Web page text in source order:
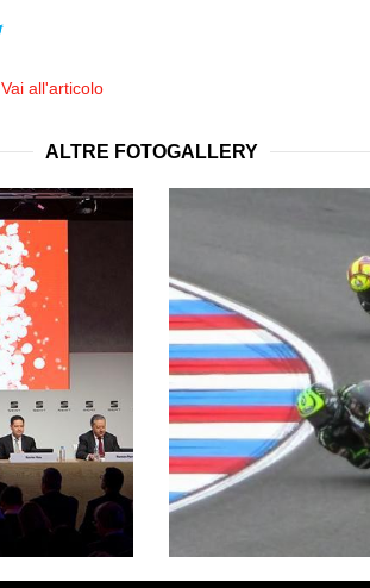
Vai all'articolo
ALTRE FOTOGALLERY